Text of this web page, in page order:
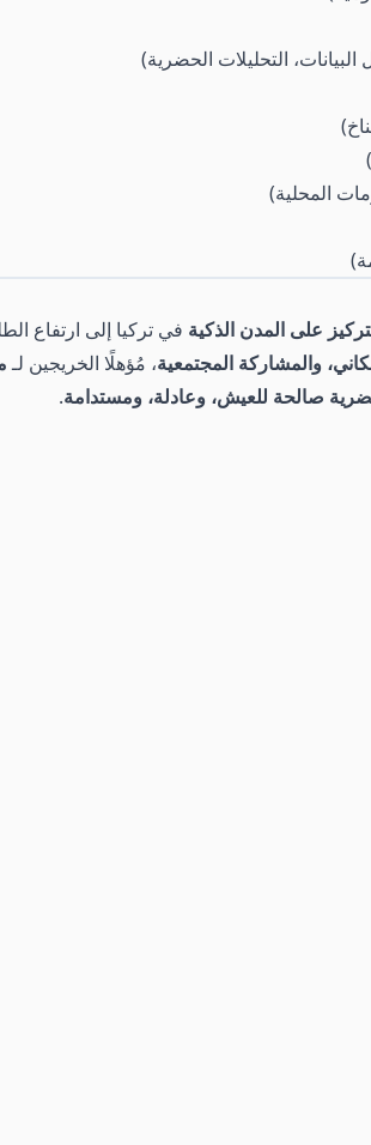
التحليلات الحضرية)
المحلية)
على المدن الذكية في تركيا إلى ارتفاع
والمشاركة المجتمعية، مُؤهلًا الخريجين لـ
صالحة للعيش، وعادلة، ومستدامة.